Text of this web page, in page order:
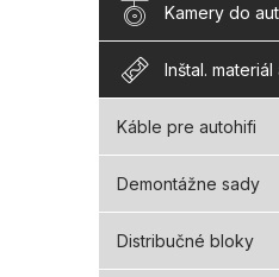
Kamery do
Inštal.
Káble pre autohifi
Demontážne sady
Distribučné bloky